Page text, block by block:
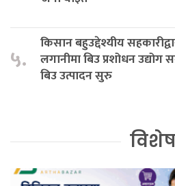
५.
किसान बहुउद्देश्यीय
लगानीमा बिउ प्रशोधन उद्योग
बिउ उत्पादन सुरु